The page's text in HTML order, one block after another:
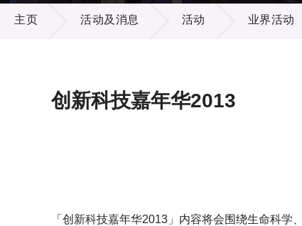
项
多媒
出
活动及消息
主页 活动及消息 活动 业界活动
创新科技嘉年华2013
「创新科技嘉年华2013」内容将会围绕生命科